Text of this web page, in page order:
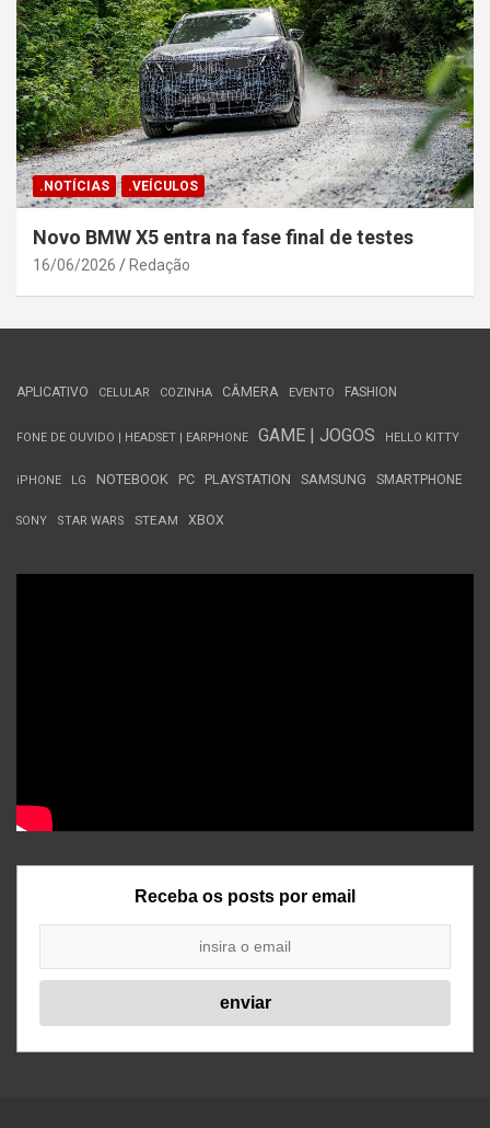
.NOTÍCIAS .VEÍCULOS
Novo BMW X5 entra na fase final de testes
16/06/2026 Redação
APLICATIVO CELULAR COZINHA CÂMERA EVENTO FASHION
FONE DE OUVIDO | HEADSET | EARPHONE GAME | JOGOS HELLO KITTY
iPHONE LG NOTEBOOK PC PLAYSTATION SAMSUNG SMARTPHONE
SONY STAR WARS STEAM XBOX
Receba os posts por email